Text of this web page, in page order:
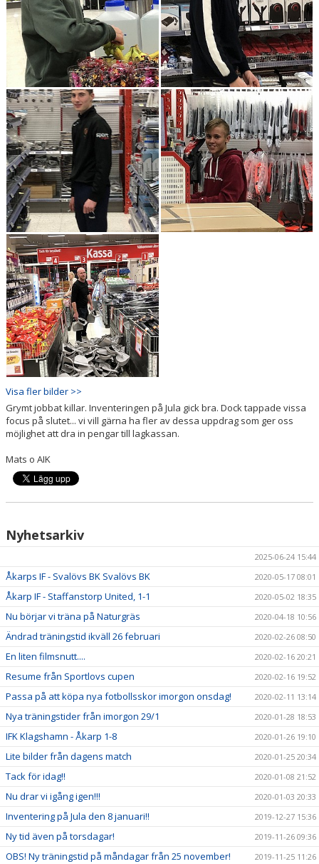
Visa fler bilder >>
Grymt jobbat killar. Inventeringen på Jula gick bra. Dock tappade vissa
focus på slutet... vi vill gärna ha fler av dessa uppdrag som ger oss
möjlighet att dra in pengar till lagkassan.
Mats o AIK
Nyhetsarkiv
2025-06-24 15:44
Åkarps IF - Svalövs BK Svalövs BK 2020-05-17 08:01
Åkarp IF - Staffanstorp United, 1-1 2020-05-02 18:35
Nu börjar vi träna på Naturgräs 2020-04-18 10:56
Ändrad träningstid ikväll 26 februari 2020-02-26 08:50
En liten filmsnutt.... 2020-02-16 20:21
Resume från Sportlovs cupen 2020-02-16 19:52
Passa på att köpa nya fotbollsskor imorgon onsdag! 2020-02-11 13:14
Nya träningstider från imorgon 29/1 2020-01-28 18:53
IFK Klagshamn - Åkarp 1-8 2020-01-26 19:10
Lite bilder från dagens match 2020-01-25 20:34
Tack för idag!! 2020-01-08 21:52
Nu drar vi igång igen!!! 2020-01-03 20:33
Inventering på Jula den 8 januari!! 2019-12-27 15:36
Ny tid även på torsdagar! 2019-11-26 09:36
OBS! Ny träningstid på måndagar från 25 november! 2019-11-25 11:26